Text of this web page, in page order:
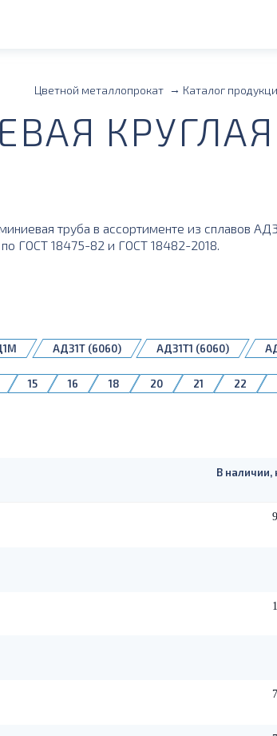
Цветной металлопрокат Каталог
труба в ассортименте из сплавов
ГОСТ 18475-82 и ГОСТ 18482-2018.
АД31Т (6060) АД31Т1 (6060)
15 16 18 20 21
22
В наличии,